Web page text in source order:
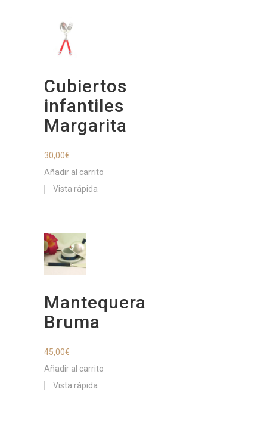
Cubiertos
infantiles
Margarita
30,00€
Añadir al carrito
Vista rápida
Mantequera
Bruma
45,00€
Añadir al carrito
Vista rápida